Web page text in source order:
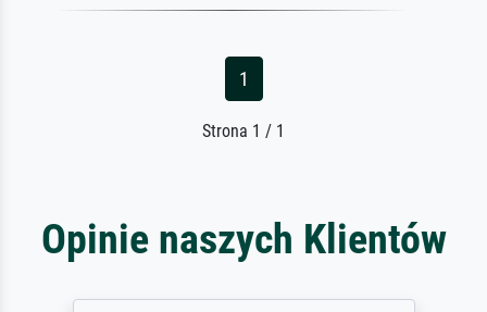
1
Strona 1 / 1
Opinie naszych Klientów